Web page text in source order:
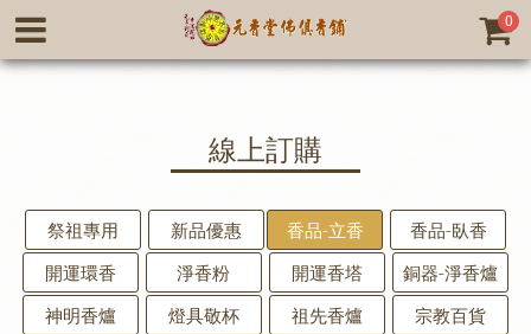
0
線上訂購
祭祖專用 新品優惠 香品-立香
香品-臥香
開運環香
淨香粉 開運香塔
銅器-淨香爐
神明香爐
燈具敬杯 祖先香爐
宗教百貨